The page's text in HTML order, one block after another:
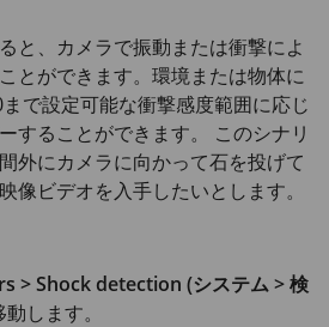
と、カメラで振動または衝撃によ
とができます。環境または物体に
で設定可能な衝撃感度範囲に応じ
することができます。 このシナリ
外にカメラに向かって石を投げて
像ビデオを入手したいとします。
> Shock detection (システム > 検
します。